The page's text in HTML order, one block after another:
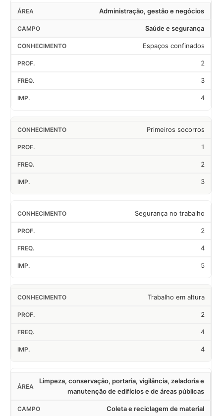
Administração, gestão e negócios
Saúde e segurança
Espaços confinados
2
3
4
Primeiros socorros
1
2
3
Segurança no trabalho
2
4
5
Trabalho em altura
2
4
4
Limpeza, conservação, portaria, vigilância, zeladoria e
manutenção de edifícios e de áreas públicas
Coleta e reciclagem de material